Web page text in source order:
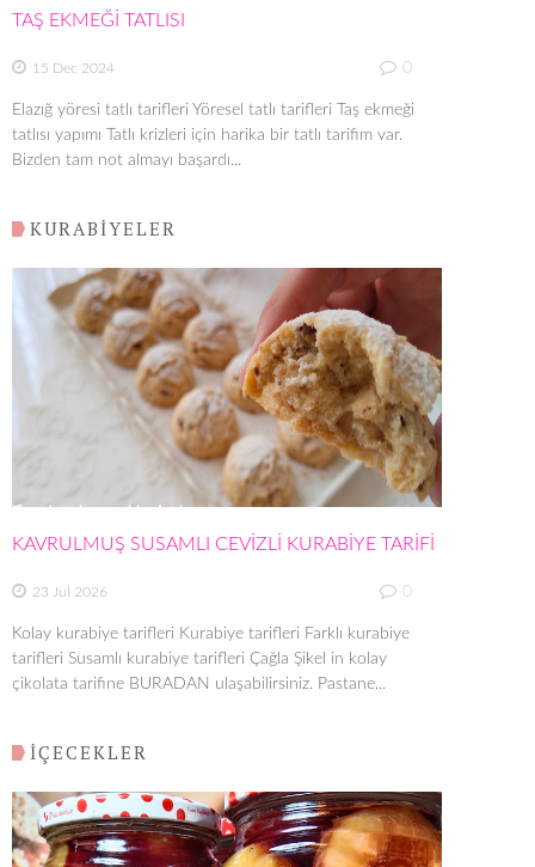
TAŞ EKMEĞİ TATLISI
15 Dec 2024 0
Elazığ yöresi tatlı tarifleri Yöresel tatlı tarifleri Taş ekmeği
tatlısı yapımı Tatlı krizleri için harika bir tatlı tarifim var.
Bizden tam not almayı başardı...
KURABİYELER
KAVRULMUŞ SUSAMLI CEVİZLİ KURABİYE TARİFİ
23 Jul 2026 0
Kolay kurabiye tarifleri Kurabiye tarifleri Farklı kurabiye
tarifleri Susamlı kurabiye tarifleri Çağla Şikel in kolay
çikolata tarifine BURADAN ulaşabilirsiniz. Pastane...
İÇECEKLER